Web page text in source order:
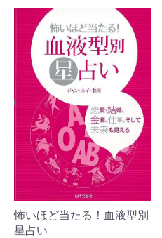
怖いほど当たる！血液型別
星占い